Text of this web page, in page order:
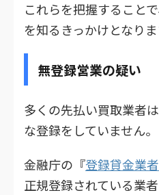
これらを把握すること
を知るきっかけとなりま
無登録営業の疑い
多くの先払い買取業者
な登録をしていません。
金融庁の『登録貸金業
正規登録されている業